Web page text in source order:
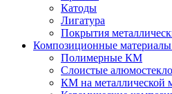
Катоды
Лигатура
Покрытия
Композиционные
Полимерные КМ
Слоистые
КМ на металлической